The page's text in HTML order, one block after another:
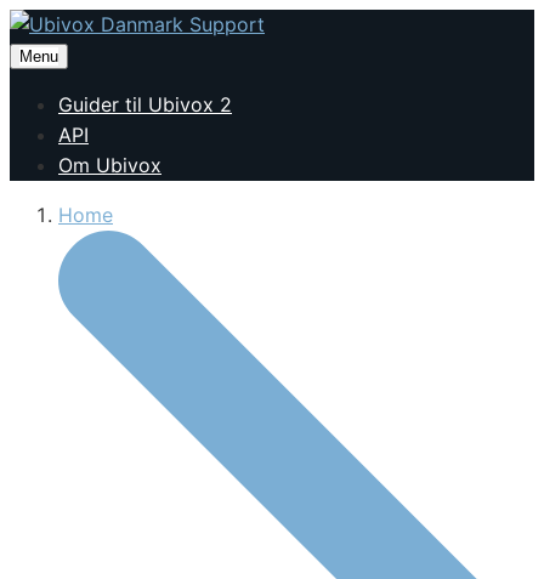
Menu
Guider til Ubivox 2
API
Om Ubivox
Home